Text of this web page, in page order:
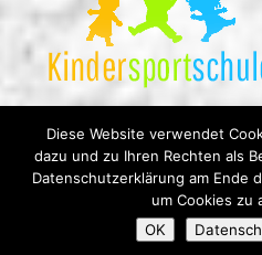
© Heidelberger Turnverein
Diese Website verwendet
dazu und zu Ihren Rechten als
Datenschutzerklärung am Ende
um Cookies zu
OK